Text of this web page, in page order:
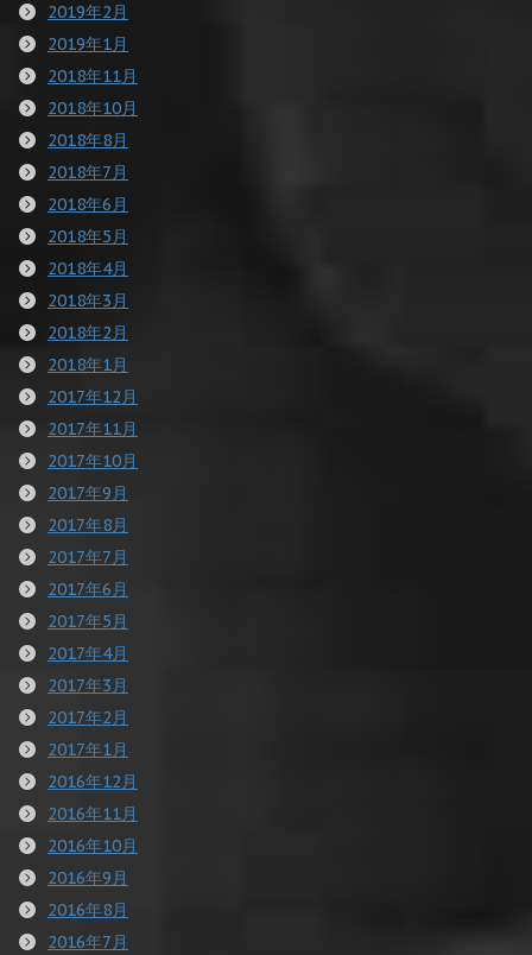
2019年2月
2019年1月
2018年11月
2018年10月
2018年8月
2018年7月
2018年6月
2018年5月
2018年4月
2018年3月
2018年2月
2018年1月
2017年12月
2017年11月
2017年10月
2017年9月
2017年8月
2017年7月
2017年6月
2017年5月
2017年4月
2017年3月
2017年2月
2017年1月
2016年12月
2016年11月
2016年10月
2016年9月
2016年8月
2016年7月